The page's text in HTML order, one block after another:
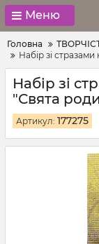
Меню
Головна
Набір зі
Набір зі
"Свята
Артикул: 177275